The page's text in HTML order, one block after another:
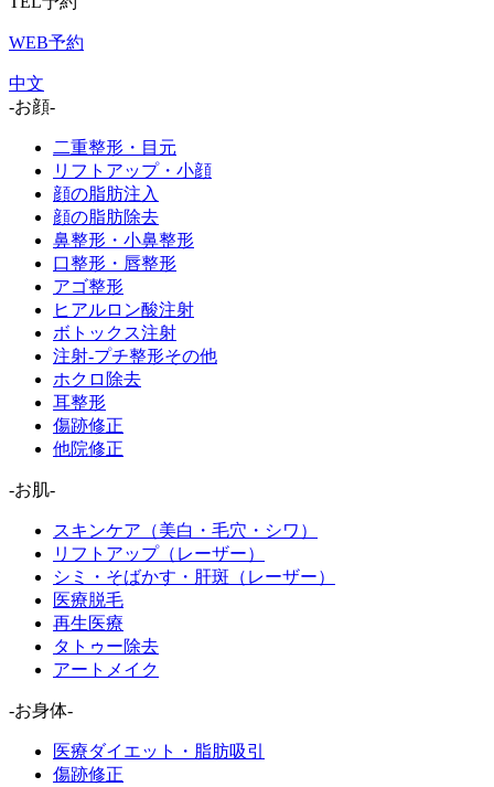
WEB予約
中文
-お顔-
二重整形・目元
リフトアップ・小顔
顔の脂肪注入
顔の脂肪除去
鼻整形・小鼻整形
口整形・唇整形
アゴ整形
ヒアルロン酸注射
ボトックス注射
注射-プチ整形その他
ホクロ除去
耳整形
傷跡修正
他院修正
-お肌-
スキンケア（美白・毛穴・シワ）
リフトアップ（レーザー）
シミ・そばかす・肝斑（レーザー）
医療脱毛
再生医療
タトゥー除去
アートメイク
-お身体-
医療ダイエット・脂肪吸引
傷跡修正